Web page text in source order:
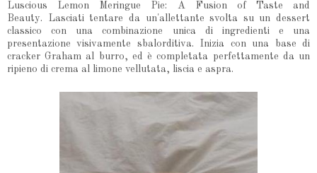
Luscious Lemon Meringue Pie: A Fusion of Taste and
Beauty. Lasciati tentare da un'allettante svolta su un dessert
classico con una combinazione unica di ingredienti e una
presentazione visivamente sbalorditiva. Inizia con una base di
cracker Graham al burro, ed è completata perfettamente da un
ripieno di crema al limone vellutata, liscia e aspra.